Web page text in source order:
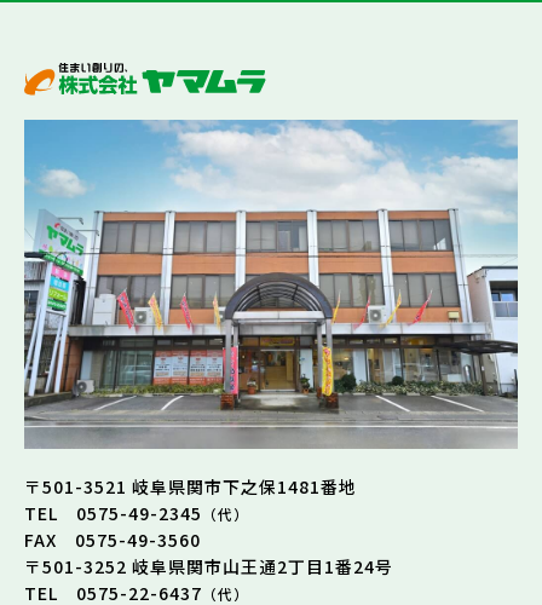
〒501-3521 岐阜県関市下之保1481番地
TEL 0575-49-2345 （代）
FAX 0575-49-3560
〒501-3252 岐阜県関市山王通2丁目1番24号
TEL 0575-22-6437 （代）